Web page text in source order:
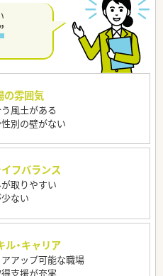
の雰囲気
風土がある
別の壁がない
フバランス
取りやすい
ない
ル・キャリア
アップ可能な職場
支援が充実